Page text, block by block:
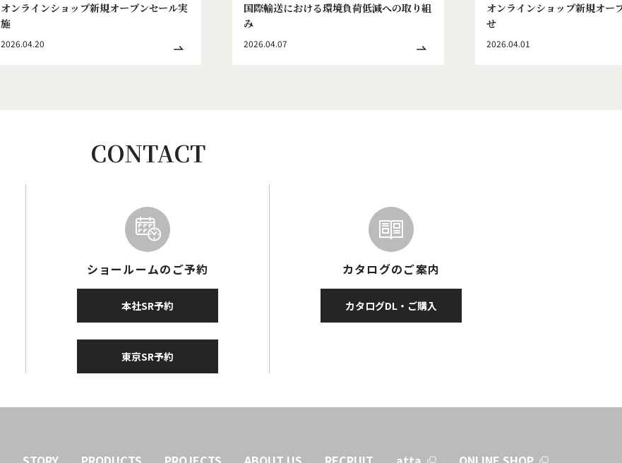
オンラインショップ新規オープンセール実
施
2026.04.20
国際輸送における環境負荷低減への取り組
み
2026.04.07
オンラインショップ新規オー
せ
2026.04.01
CONTACT
ショールームのご予約
本社SR予約
東京SR予約
カタログのご案内
カタログDL・ご購入